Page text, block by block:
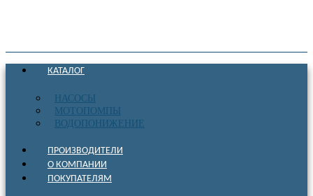
КАТАЛОГ
НАСОСЫ
МОТОПОМПЫ
ВОДОПОНИЖЕНИЕ
ПРОИЗВОДИТЕЛИ
О КОМПАНИИ
ПОКУПАТЕЛЯМ